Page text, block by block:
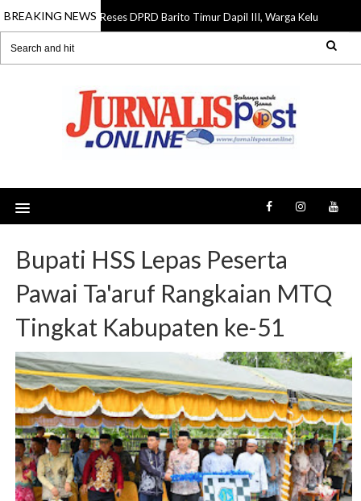
BREAKING NEWS
07 Aug 2026 Reses DPRD Barito Timur Dapil III, Warga Keluhkan
Bupati HSS Lepas Peserta
Pawai Ta'aruf Rangkaian MTQ
Tingkat Kabupaten ke-51